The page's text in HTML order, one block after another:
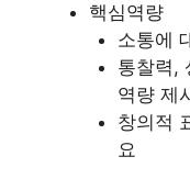
핵심역량
소통에
통찰력,
역량 제
창의적
요